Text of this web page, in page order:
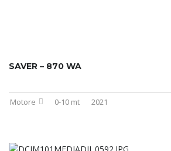
SAVER – 870 WA
Motore 0-10 mt 2021